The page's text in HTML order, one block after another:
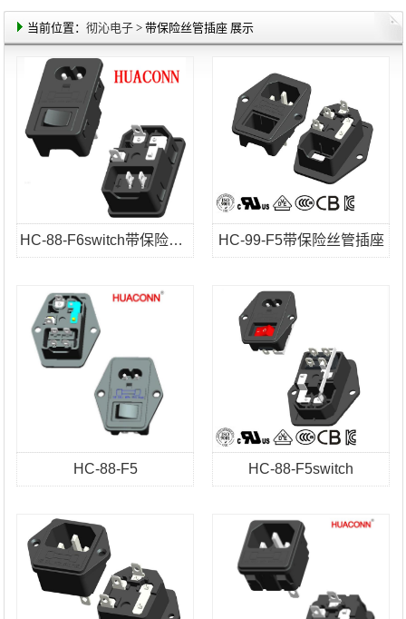
当前位置： 彻沁电子> 带保险丝管插座 展示
HC-88-F6switch带保险丝管插座 HC-99-F5带保险丝管插座
HC-88-F5 HC-88-F5switch